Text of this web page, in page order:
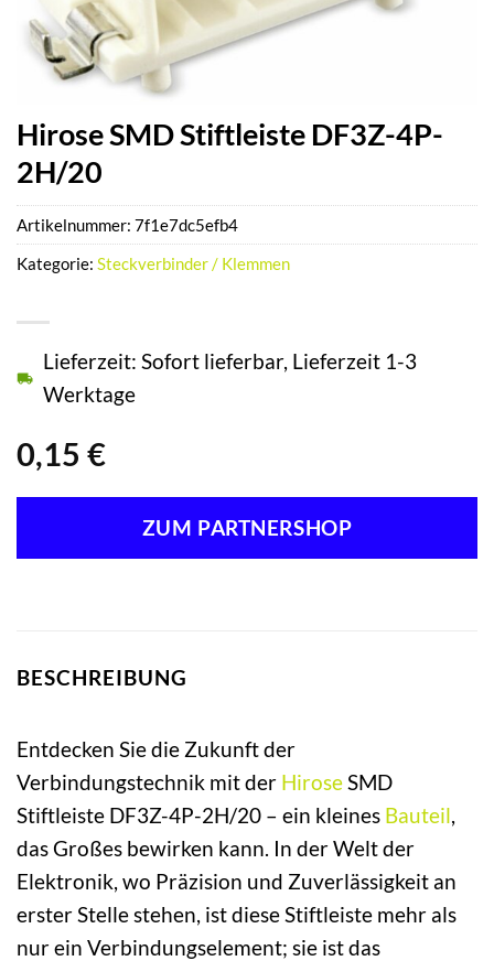
Hirose SMD Stiftleiste DF3Z-4P-
2H/20
0,15 €
Lieferzeit: Sofort lieferbar, Lieferzeit 1-3
Werktage
ZUM PARTNERSHOP
Artikelnummer: 7f1e7dc5efb4
Kategorie: Steckverbinder / Klemmen
BESCHREIBUNG
Entdecken Sie die Zukunft der
Verbindungstechnik mit der Hirose SMD
Stiftleiste DF3Z-4P-2H/20 – ein kleines Bauteil
das Großes bewirken kann. In der Welt der
Elektronik, wo Präzision und Zuverlässigkeit an
erster Stelle stehen, ist diese Stiftleiste mehr als
nur ein Verbindungselement; sie ist das